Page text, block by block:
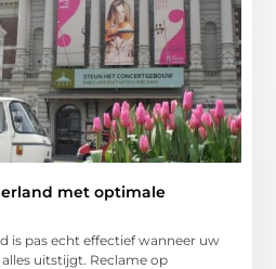
met optimale
is pas echt effectief wanneer uw
uitstijgt. Reclame op